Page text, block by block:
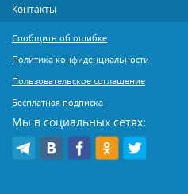
Контакты
Сообщить об ошибке
Политика конфиденциальности
Пользовательское соглашение
Бесплатная подписка
Мы в социальных сетях: